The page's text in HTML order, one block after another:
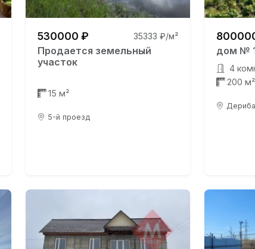
530000 ₽ 35333 ₽/м²
Продается земельный
участок
15 м²
5-й проезд
дом №
4
200 м²